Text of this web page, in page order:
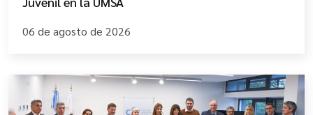
06 de agosto de 2026